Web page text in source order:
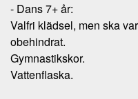
- Dans 7+ år:
Valfri klädsel, men ska
obehindrat.
Gymnastikskor.
Vattenflaska.